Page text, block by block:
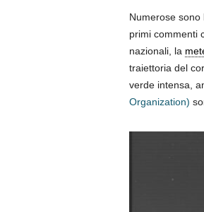
Numerose
primi commenti
nazionali, la
traiettoria del
verde intensa,
Organization)